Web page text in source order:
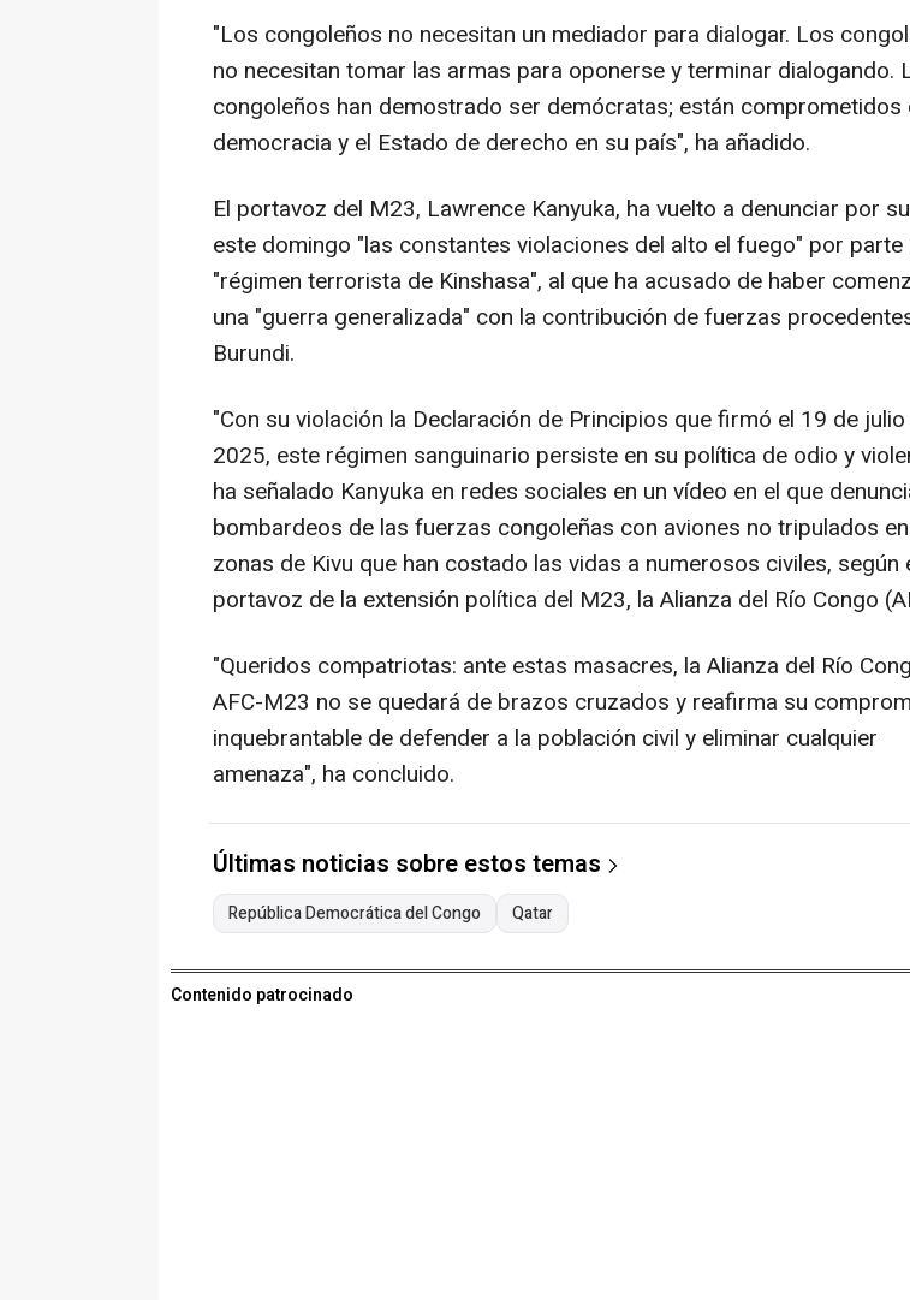
"Los congoleños no necesitan un mediador para dialogar. Los
no necesitan tomar las armas para oponerse y terminar dialogando.
congoleños han demostrado ser demócratas; están comprometidos
democracia y el Estado de derecho en su país", ha añadido.
El portavoz del M23, Lawrence Kanyuka, ha vuelto a denunciar por
este domingo "las constantes violaciones del alto el fuego" por parte
"régimen terrorista de Kinshasa", al que ha acusado de haber
una "guerra generalizada" con la contribución de fuerzas
Burundi.
"Con su violación la Declaración de Principios que firmó el 19 de
2025, este régimen sanguinario persiste en su política de odio y
ha señalado Kanyuka en redes sociales en un vídeo en el que
bombardeos de las fuerzas congoleñas con aviones no tripulados
zonas de Kivu que han costado las vidas a numerosos civiles, según
portavoz de la extensión política del M23, la Alianza del Río Congo
"Queridos compatriotas: ante estas masacres, la Alianza del Río
AFC-M23 no se quedará de brazos cruzados y reafirma su
inquebrantable de defender a la población civil y eliminar cualquier
amenaza", ha concluido.
Últimas noticias sobre estos temas
República Democrática del Congo Qatar
Contenido patrocinado